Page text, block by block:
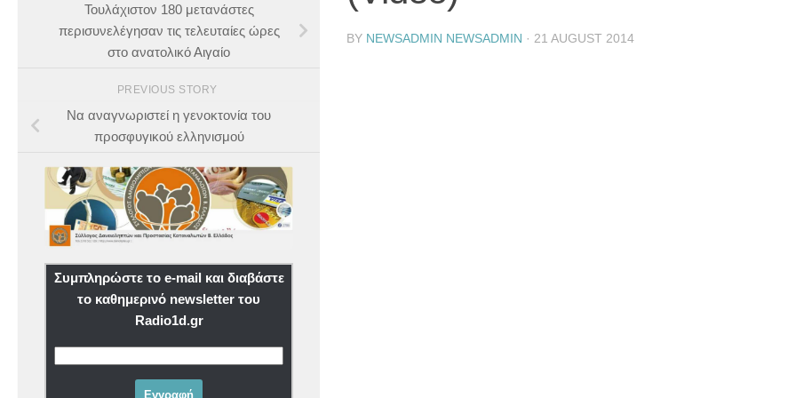
BY NEWSADMIN NEWSADMIN · 21 AUGUST 2014
Τουλάχιστον 180 μετανάστες
περισυνελέγησαν τις τελευταίες ώρες
στο ανατολικό Αιγαίο
PREVIOUS STORY
Να αναγνωριστεί η γενοκτονία του
προσφυγικού ελληνισμού
Συμπληρώστε το e-mail και διαβάστε
το καθημερινό newsletter του
Radio1d.gr